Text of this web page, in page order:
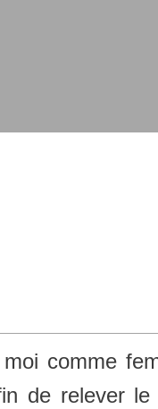
comme
de relever